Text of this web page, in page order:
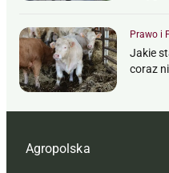
Prawo i
Jakie
coraz
Agropolska